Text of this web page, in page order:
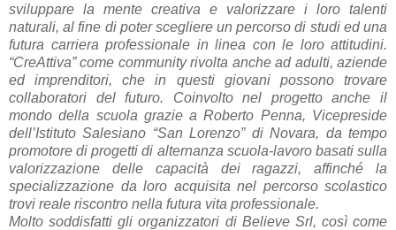
sviluppare la mente creativa e valorizzare i loro talenti
naturali, al fine di poter scegliere un percorso di studi ed una
futura carriera professionale in linea con le loro attitudini.
“CreAttiva” come community rivolta anche ad adulti, aziende
ed imprenditori, che in questi giovani possono trovare
collaboratori del futuro. Coinvolto nel progetto anche il
mondo della scuola grazie a Roberto Penna, Vicepreside
dell’Istituto Salesiano “San Lorenzo” di Novara, da tempo
promotore di progetti di alternanza scuola-lavoro basati sulla
valorizzazione delle capacità dei ragazzi, affinché la
specializzazione da loro acquisita nel percorso scolastico
trovi reale riscontro nella futura vita professionale.
Molto soddisfatti gli organizzatori di Believe Srl, così come